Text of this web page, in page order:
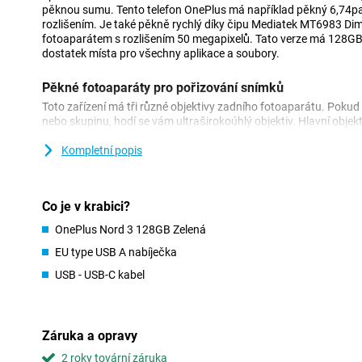
pěknou sumu. Tento telefon OnePlus má například pěkný
rozlišením. Je také pěkně rychlý díky čipu Mediatek MT6983
fotoaparátem s rozlišením 50 megapixelů. Tato verze má
dostatek místa pro všechny aplikace a soubory.
Pěkné fotoaparáty pro pořizování snímků
Toto zařízení má tři různé objektivy zadního fotoaparátu.
nebo skupinu, hodí se vám ultraširokoúhlý objektiv. Hlavní
černá. Obrazovka tohoto OnePlus Nord 3 Green má obnovovací
ideální, pokud plánujete zařízení používat ke hraní her nebo si
a seriálů.
Výkonný smartphone
multitasker. Díky pracovní paměti si můžete být jisti, že se váš
nezhroutí.
Kompletní popis
Co je v krabici?
OnePlus Nord 3 128GB Zelená
EU type USB A nabíječka
USB - USB-C kabel
Záruka a opravy
2 roky tovární záruka